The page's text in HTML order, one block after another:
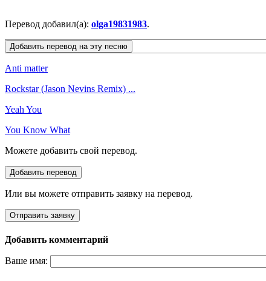
Перевод добавил(а): olga19831983.
Anti matter
Rockstar (Jason Nevins Remix) ...
Yeah You
You Know What
Можете добавить свой перевод.
Или вы можете отправить заявку на перевод.
Добавить комментарий
Ваше имя: